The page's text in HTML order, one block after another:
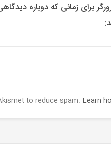
برای زمانی که دوباره
to reduce spam. Learn